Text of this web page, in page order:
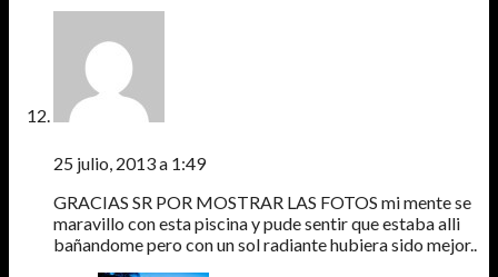
25 julio, 2013 a 1:49
GRACIAS SR POR MOSTRAR LAS FOTOS mi mente se
maravillo con esta piscina y pude sentir que estaba alli
bañandome pero con un sol radiante hubiera sido mejor..